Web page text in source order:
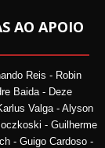
AO APOIO
Reis - Robin
Baida - Deze
Valga - Alyson
- Guilherme
- Guigo Cardoso -